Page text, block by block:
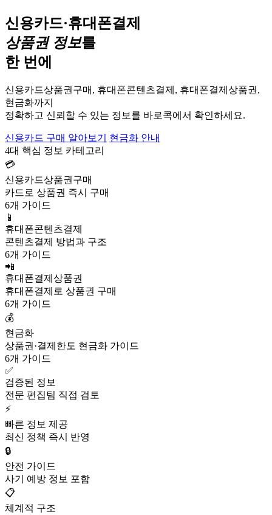
신용카드·휴대폰결제
상품권 정보를
한 번에
신용카드상품권구매, 휴대폰콘텐츠결제, 휴대폰결제상품권,
현금화까지
정확하고 신뢰할 수 있는 정보를 바로콕에서 확인하세요.
신용카드 구매 알아보기
현금화 안내
4대 핵심 정보 카테고리
💳
신용카드상품권구매
카드로 상품권 즉시 구매
6개 가이드
📱
휴대폰콘텐츠결제
콘텐츠결제 방법과 구조
6개 가이드
📲
휴대폰결제상품권
휴대폰결제로 상품권 구매
6개 가이드
💰
현금화
상품권·결제한도 현금화 가이드
6개 가이드
✅
검증된 정보
전문 편집팀 직접 검토
⚡
빠른 정보 제공
최신 정책 즉시 반영
🔒
안전 가이드
사기 예방 정보 포함
📋
체계적 구조